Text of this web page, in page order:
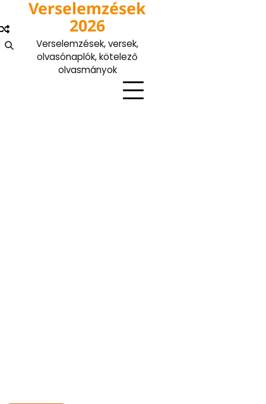
content
Verselemzések
2026
Verselemzések, versek,
olvasónaplók, kötelező
olvasmányok